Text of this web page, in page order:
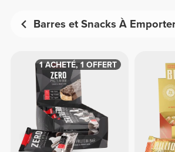
Barres et Snacks À
1 ACHETÉ, 1 OFFERT